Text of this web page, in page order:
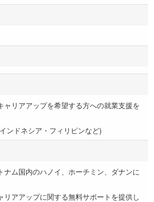
ャリアアップを希望する方への就業支援を
ンドネシア・フィリピンなど)
ナム国内のハノイ、ホーチミン、ダナンに
アアップに関する無料サポートを提供し